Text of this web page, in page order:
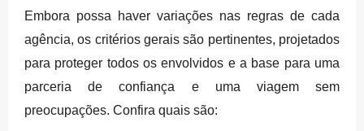
Embora possa haver variações nas regras de cada
agência, os critérios gerais são pertinentes, projetados
para proteger todos os envolvidos e a base para uma
parceria de confiança e uma viagem sem
preocupações. Confira quais são: